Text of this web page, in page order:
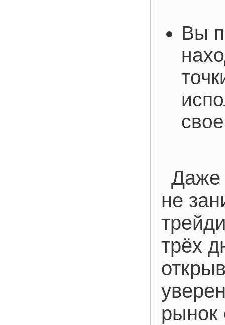
Вы
Даже
не
трёх
рынок